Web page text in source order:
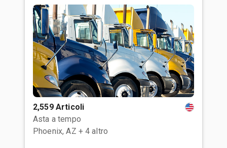
2,559 Articoli
Asta a tempo
Phoenix, AZ + 4 altro